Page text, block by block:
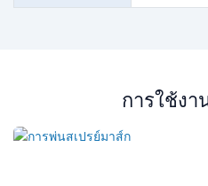
การใช้งา